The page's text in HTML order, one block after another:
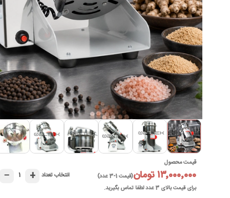
►
قیمت محصول
۱۳٬۰۰۰٬۰۰۰ تومان (قیمت 1-3 عدد) انتخاب تعداد + ۱ −
برای قیمت بالای 3 عدد لطفا تماس بگیرید.